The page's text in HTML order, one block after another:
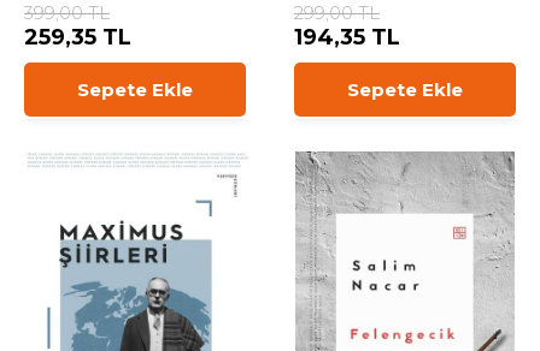
399,00 TL
259,35 TL
Sepete Ekle
299,00 TL
194,35 TL
Sepete Ekle